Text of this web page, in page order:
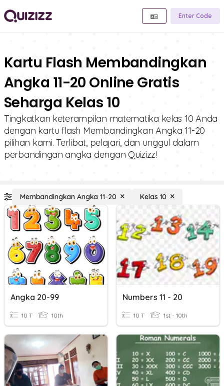
Enter Code
Kartu Flash Membandingkan
Angka 11-20 Online Gratis
Seharga Kelas 10
Tingkatkan keterampilan matematika kelas 10 Anda
dengan kartu flash Membandingkan Angka 11-20
pilihan kami. Terlibat, pelajari, dan unggul dalam
perbandingan angka dengan Quizizz!
Membandingkan Angka 11-20 Kelas 10
Angka 20-99
10 T 10th
Numbers 11 - 20
10 T 1st - 10th